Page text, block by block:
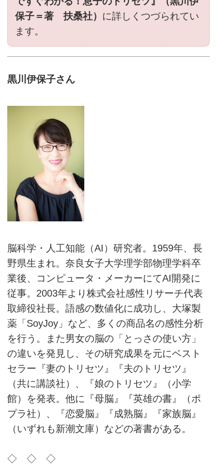
保子＝著 扶桑社）
に詳しくつづられてい
ます。
黒川伊保子さん
脳科学・人工知能（AI）研究者。1959年、長
野県生まれ。奈良女子大学理学部物理学科卒
業後、コンピュータ・メーカーにてAI開発に
従事。2003年より株式会社感性リサーチ代表
取締役社長。語感の数値化に成功し、大塚製
薬「SoyJoy」など、多くの商品名の感性分析
を行う。また男女の脳の「とっさの使い方」
の違いを発見し、その研究成果を元にベスト
セラー『妻のトリセツ』『夫のトリセツ』
（共に講談社）、『娘のトリセツ』（小学
館）を発表。他に『母脳』『英雄の書』（ポ
プラ社）、『恋愛脳』『成熟脳』『家族脳』
（いずれも新潮文庫）などの著書がある。
◇ ◇ ◇